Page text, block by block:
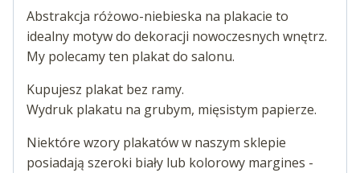
Abstrakcja różowo-niebieska na plakacie to
idealny motyw do dekoracji nowoczesnych wnętrz.
My polecamy ten plakat do salonu.
Kupujesz plakat bez ramy.
Wydruk plakatu na grubym, mięsistym papierze.
Niektóre wzory plakatów w naszym sklepie
posiadają szeroki biały lub kolorowy margines -